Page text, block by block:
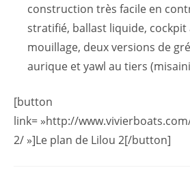
construction très facile en
stratifié, ballast liquide,
mouillage, deux versions de
aurique et yawl au tiers
[button
link= »http://
2/ »]Le plan de Lilou 2[/button]